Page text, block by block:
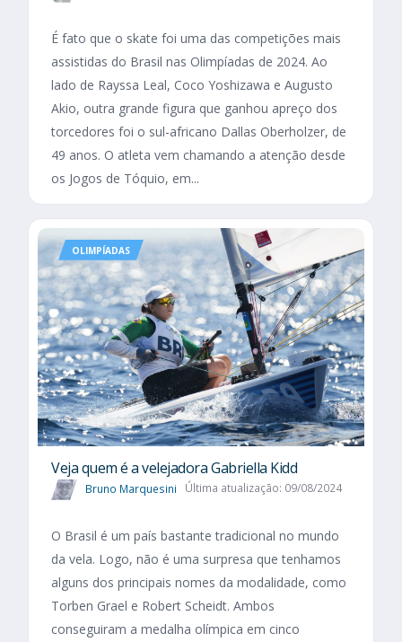
É fato que o skate foi uma das competições mais
assistidas do Brasil nas Olimpíadas de 2024. Ao
lado de Rayssa Leal, Coco Yoshizawa e Augusto
Akio, outra grande figura que ganhou apreço dos
torcedores foi o sul-africano Dallas Oberholzer, de
49 anos. O atleta vem chamando a atenção desde
os Jogos de Tóquio, em...
OLIMPÍADAS
Veja quem é a velejadora Gabriella Kidd
Bruno Marquesini Última atualização: 09/08/2024
O Brasil é um país bastante tradicional no mundo
da vela. Logo, não é uma surpresa que tenhamos
alguns dos principais nomes da modalidade, como
Torben Grael e Robert Scheidt. Ambos
conseguiram a medalha olímpica em cinco